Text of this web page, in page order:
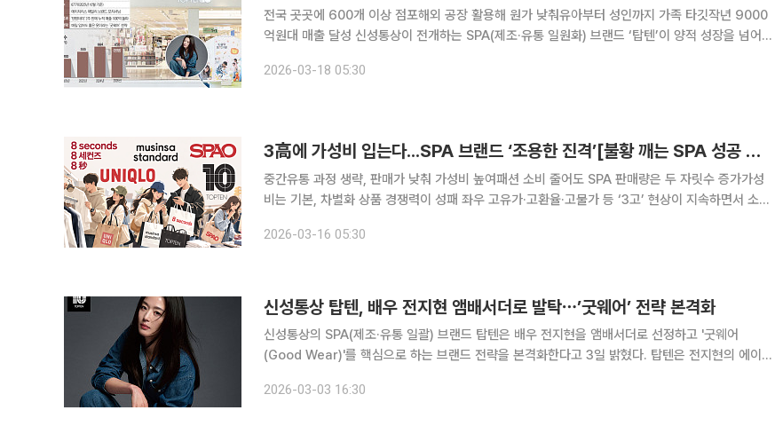
전국 곳곳에 600개 이상 점포해외 공장 활용해 원가 낮춰유아부터 성인까지 가족 타깃작년 9000
억원대 매출 달성 신성통상이 전개하는 SPA(제조·유통 일원화) 브랜드 ‘탑텐’이 양적 성장을 넘어
2026-03-18 05:30
3高에 가성비 입는다...SPA 브랜드 ‘조용한 진격’[불황 깨는 SPA 성공 방정식]
중간유통 과정 생략, 판매가 낮춰 가성비 높여패션 소비 줄어도 SPA 판매량은 두 자릿수 증가가성
비는 기본, 차별화 상품 경쟁력이 성패 좌우 고유가·고환율·고물가 등 ‘3고’ 현상이 지속하면서 소비
드러내는 곳은 있기 마련이다. 패션업계에선 SPA(Special
2026-03-16 05:30
신성통상 탑텐, 배우 전지현 앰배서더로 발탁⋯’굿웨어’ 전략 본격화
신성통상의 SPA(제조·유통 일괄) 브랜드 탑텐은 배우 전지현을 앰배서더로 선정하고 '굿웨어
(Good Wear)'를 핵심으로 하는 브랜드 전략을 본격화한다고 3일 밝혔다. 탑텐은 전지현의 에이지
계획이다. 최근 패션업계에는 가격보다 감정적 만족과 개인의 취향
2026-03-03 16:30